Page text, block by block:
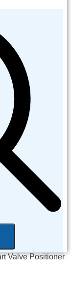
Valve Positioner